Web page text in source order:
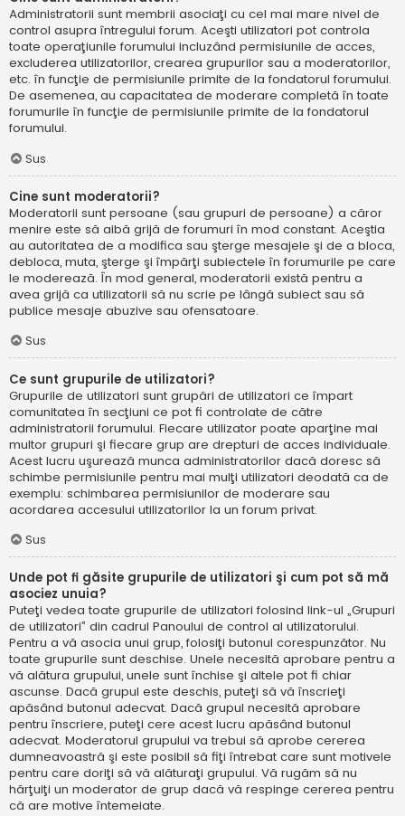
Administratorii sunt membrii asociaţi cu cel mai mare nivel de
control asupra întregului forum. Aceşti utilizatori pot controla
toate operaţiunile forumului incluzând permisiunile de acces,
excluderea utilizatorilor, crearea grupurilor sau a moderatorilor,
etc. în funcţie de permisiunile primite de la fondatorul forumului.
De asemenea, au capacitatea de moderare completă în toate
forumurile în funcţie de permisiunile primite de la fondatorul
forumului.
Sus
Cine sunt moderatorii?
Moderatorii sunt persoane (sau grupuri de persoane) a căror
menire este să aibă grijă de forumuri în mod constant. Aceştia
au autoritatea de a modifica sau şterge mesajele şi de a bloca,
debloca, muta, şterge şi împărţi subiectele în forumurile pe care
le moderează. În mod general, moderatorii există pentru a
avea grijă ca utilizatorii să nu scrie pe lângă subiect sau să
publice mesaje abuzive sau ofensatoare.
Sus
Ce sunt grupurile de utilizatori?
Grupurile de utilizatori sunt grupări de utilizatori ce împart
comunitatea în secţiuni ce pot fi controlate de către
administratorii forumului. Fiecare utilizator poate aparţine mai
multor grupuri şi fiecare grup are drepturi de acces individuale.
Acest lucru uşurează munca administratorilor dacă doresc să
schimbe permisiunile pentru mai mulţi utilizatori deodată ca de
exemplu: schimbarea permisiunilor de moderare sau
acordarea accesului utilizatorilor la un forum privat.
Sus
Unde pot fi găsite grupurile de utilizatori şi cum pot să mă
asociez unuia?
Puteţi vedea toate grupurile de utilizatori folosind link-ul „Grupuri
de utilizatori” din cadrul Panoului de control al utilizatorului.
Pentru a vă asocia unui grup, folosiţi butonul corespunzător. Nu
toate grupurile sunt deschise. Unele necesită aprobare pentru a
vă alătura grupului, unele sunt închise şi altele pot fi chiar
ascunse. Dacă grupul este deschis, puteţi să vă înscrieţi
apăsând butonul adecvat. Dacă grupul necesită aprobare
pentru înscriere, puteţi cere acest lucru apăsând butonul
adecvat. Moderatorul grupului va trebui să aprobe cererea
dumneavoastră şi este posibil să fiţi întrebat care sunt motivele
pentru care doriţi să vă alăturaţi grupului. Vă rugăm să nu
hărţuiţi un moderator de grup dacă vă respinge cererea pentru
că are motive întemeiate.